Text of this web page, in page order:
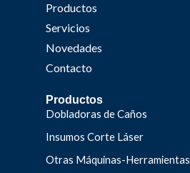
Productos
Servicios
Novedades
Contacto
Productos
Dobladoras de Caños
Insumos Corte Láser
Otras Máquinas-Herramientas